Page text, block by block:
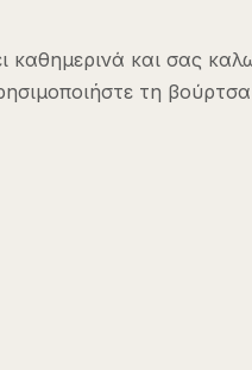
και σας
τη